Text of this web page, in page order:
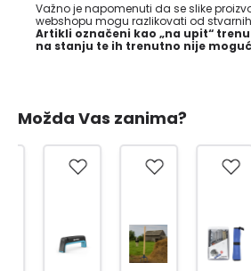
Važno je napomenuti da se slike
webshopu mogu razlikovati od
Artikli označeni kao „na upit“
na stanju te ih trenutno nije
Možda Vas zanima?